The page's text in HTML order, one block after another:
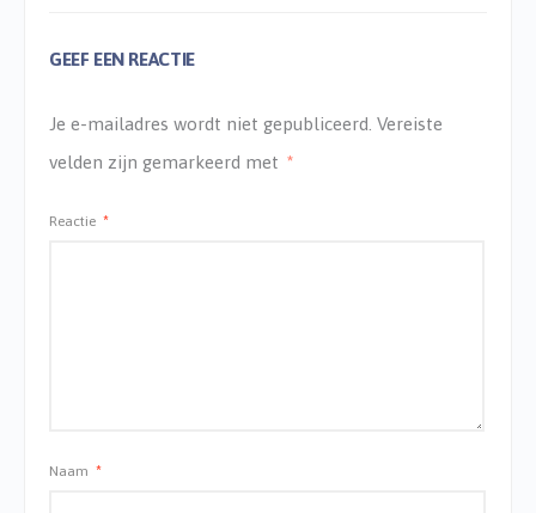
GEEF EEN REACTIE
Je e-mailadres wordt niet gepubliceerd. Vereiste
velden zijn gemarkeerd met *
Reactie *
Naam *